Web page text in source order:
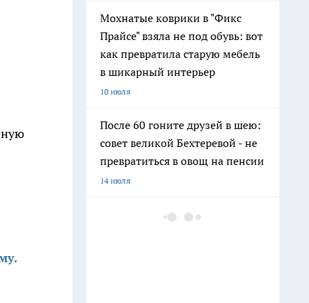
Мохнатые коврики в "Фикс
Прайсе" взяла не под обувь: вот
как превратила старую мебель
в шикарный интерьер
10 июля
После 60 гоните друзей в шею:
совет великой Бехтеревой - не
превратиться в овощ на пенсии
14 июля
Гигант с нежной душой: как